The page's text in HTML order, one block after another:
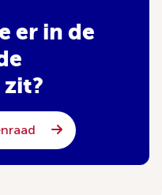
er in de